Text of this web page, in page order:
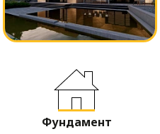
Фундамент